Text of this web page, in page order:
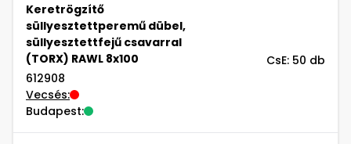
Keretrögzítő
süllyesztettperemű dübel,
süllyesztettfejű csavarral
(TORX) RAWL 8x100
612908
Vecsés:
Budapest:
CsE: 50 db